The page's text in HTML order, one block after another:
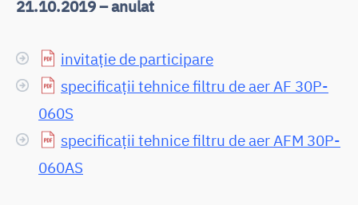
21.10.2019 – anulat
invitație de participare
specificații tehnice filtru de aer AF 30P-
060S
specificații tehnice filtru de aer AFM 30P-
060AS